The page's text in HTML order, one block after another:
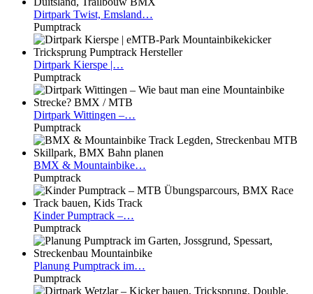
Dirtpark Twist, Emsland…
Pumptrack
Dirtpark Kierspe |…
Pumptrack
Dirtpark Wittingen –…
Pumptrack
BMX & Mountainbike…
Pumptrack
KinderPumptrack –…
Pumptrack
Planung Pumptrack im…
Pumptrack